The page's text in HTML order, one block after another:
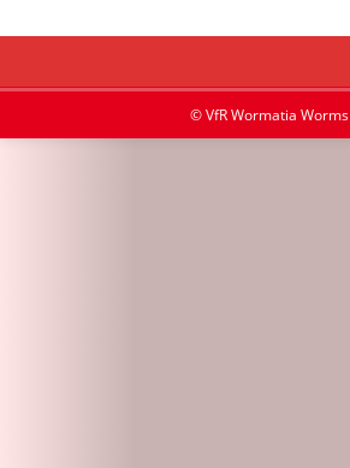
© VfR Wormatia Worms